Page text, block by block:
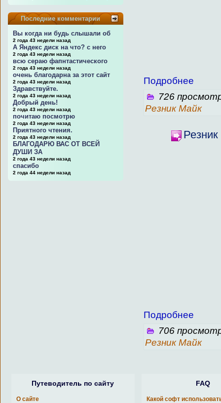
Последние комментарии
Вы когда ни будь слышали об
2 года 43 недели назад
А Яндекс диск на что? с него
2 года 43 недели назад
всю сераю фапнтастического
2 года 43 недели назад
очень благодарна за этот сайт
2 года 43 недели назад
Здравствуйте.
2 года 43 недели назад
Добрый день!
2 года 43 недели назад
почитаю посмотрю
2 года 43 недели назад
Приятного чтения.
2 года 43 недели назад
БЛАГОДАРЮ ВАС ОТ ВСЕЙ
ДУШИ ЗА
2 года 43 недели назад
спасибо
2 года 44 недели назад
Подробнее
726
Резник Майк
Подробнее
706
Резник Майк
Путеводитель по сайту
О сайте
FAQ
Какой софт